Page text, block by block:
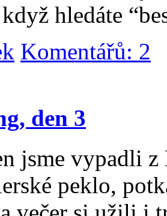
hledáte
Komentářů: 2
den 3
jsme vypadli
peklo,